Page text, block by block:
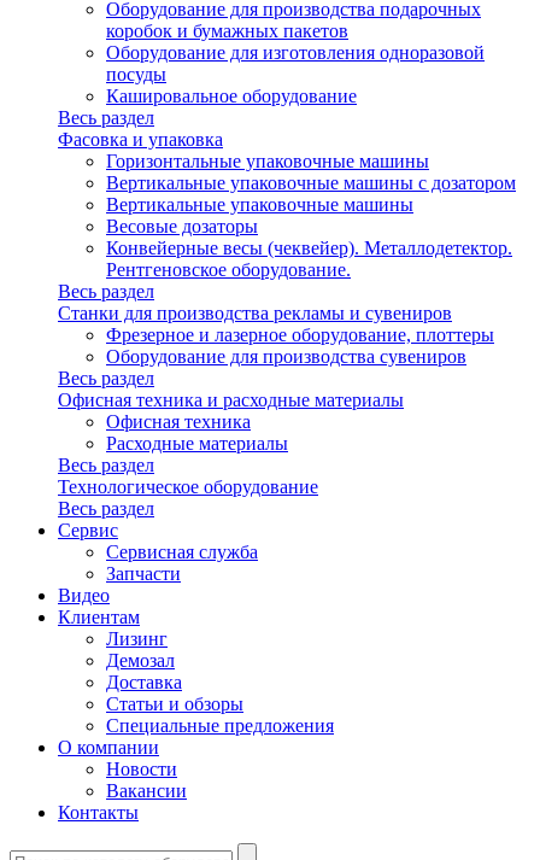
Оборудование для производства подарочных
коробок и бумажных пакетов
Оборудование для изготовления одноразовой
посуды
Кашировальное оборудование
Весь раздел
Фасовка и упаковка
Горизонтальные упаковочные машины
Вертикальные упаковочные машины с дозатором
Вертикальные упаковочные машины
Весовые дозаторы
Конвейерные весы (чеквейер). Металлодетектор.
Рентгеновское оборудование.
Весь раздел
Станки для производства рекламы и сувениров
Фрезерное и лазерное оборудование, плоттеры
Оборудование для производства сувениров
Весь раздел
Офисная техника и расходные материалы
Офисная техника
Расходные материалы
Весь раздел
Технологическое оборудование
Весь раздел
Сервис
Сервисная служба
Запчасти
Видео
Клиентам
Лизинг
Демозал
Доставка
Статьи и обзоры
Специальные предложения
О компании
Новости
Вакансии
Контакты